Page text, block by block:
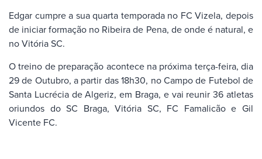
Edgar cumpre a sua quarta temporada no FC Vizela, depois
de iniciar formação no Ribeira de Pena, de onde é natural, e
no Vitória SC.
O treino de preparação acontece na próxima terça-feira, dia
29 de Outubro, a partir das 18h30, no Campo de Futebol de
Santa Lucrécia de Algeriz, em Braga, e vai reunir 36 atletas
oriundos do SC Braga, Vitória SC, FC Famalicão e Gil
Vicente FC.